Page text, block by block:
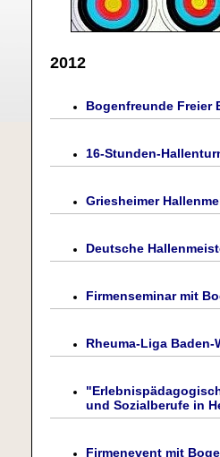
2012
Bogenfreunde Freier
16-Stunden-
Griesheimer
Deutsche
Firmenseminar mit
Rheuma-Liga
und Sozialberufe in
Firmenevent mit